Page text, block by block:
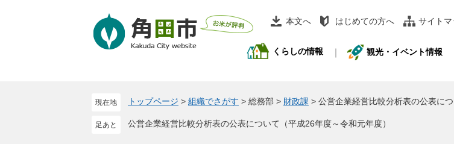
本文へ はじめての方へ サイトマ
くらしの情報 観光・イベント情報
現在地 トップページ > 組織でさがす > 総務部 > 財政課 > 公営企業経営比較分析表の公表に
公営企業経営比較分析表の公表について（平成26年度～令和元年度）